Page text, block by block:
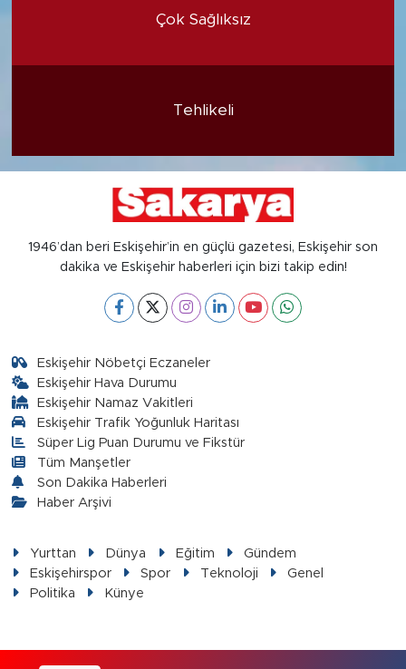
Çok Sağlıksız
Tehlikeli
1946’dan beri Eskişehir’in en güçlü gazetesi, Eskişehir son
dakika ve Eskişehir haberleri için bizi takip edin!
Eskişehir Nöbetçi Eczaneler
Eskişehir Hava Durumu
Eskişehir Namaz Vakitleri
Eskişehir Trafik Yoğunluk Haritası
Süper Lig Puan Durumu ve Fikstür
Tüm Manşetler
Son Dakika Haberleri
Haber Arşivi
Yurttan Dünya Eğitim
Gündem
Eskişehirspor
Spor Teknoloji
Genel
Politika
Künye